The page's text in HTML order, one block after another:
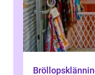
Bröllopsklänningar så hittar